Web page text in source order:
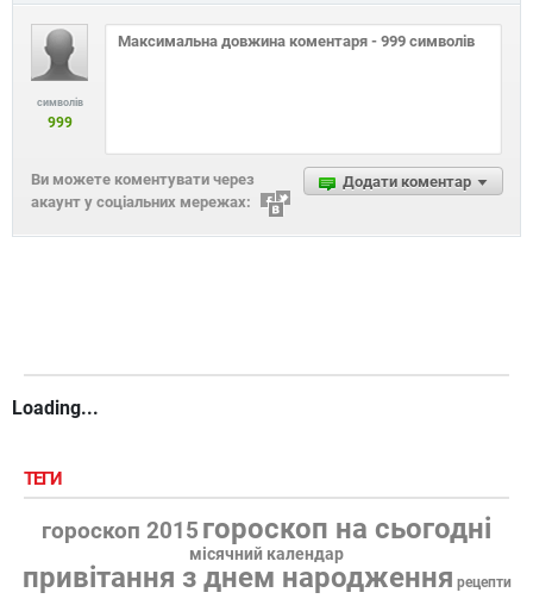
символів
999
Додати коментар
Ви можете коментувати через
акаунт у соціальних мережах:
Loading...
ТЕГИ
гороскоп 2015 гороскоп на сьогодні
місячний календар
привітання з днем народження рецепти